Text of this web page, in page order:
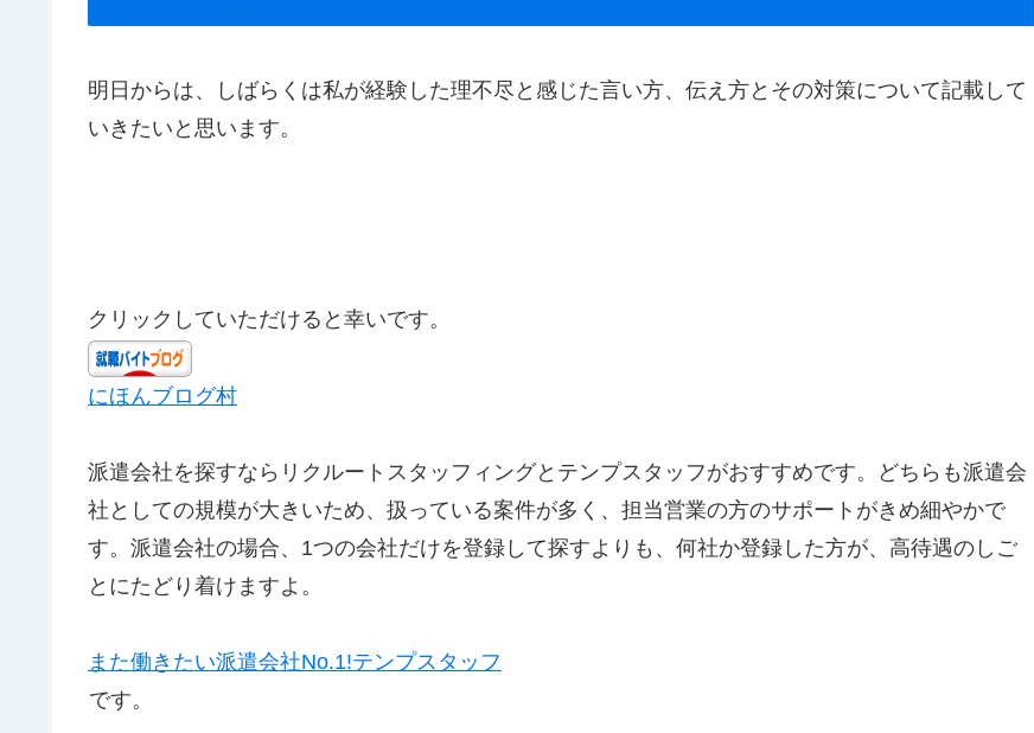
明日からは、しばらくは私が経験した理不尽と感じた言い方、伝え方とその対策について記載して
いきたいと思います。
クリックしていただけると幸いです。
にほんブログ村
派遣会社を探すならリクルートスタッフィングとテンプスタッフがおすすめです。どちらも派遣会
社としての規模が大きいため、扱っている案件が多く、担当営業の方のサポートがきめ細やかで
す。派遣会社の場合、1つの会社だけを登録して探すよりも、何社か登録した方が、高待遇のしご
とにたどり着けますよ。
また働きたい派遣会社No.1!テンプスタッフ
です。